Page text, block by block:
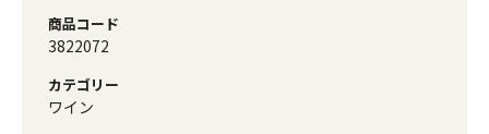
商品コード
3822072
カテゴリー
ワイン